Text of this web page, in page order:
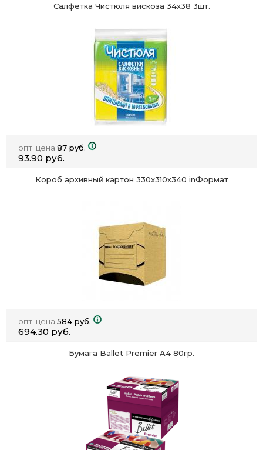
Салфетка Чистюля вискоза 34х38 3шт.
опт. цена 87 руб.
93.90 руб.
Короб архивный картон 330х310х340 inФормат
опт. цена 584 руб.
694.30 руб.
Бумага Ballet Premier A4 80гр.